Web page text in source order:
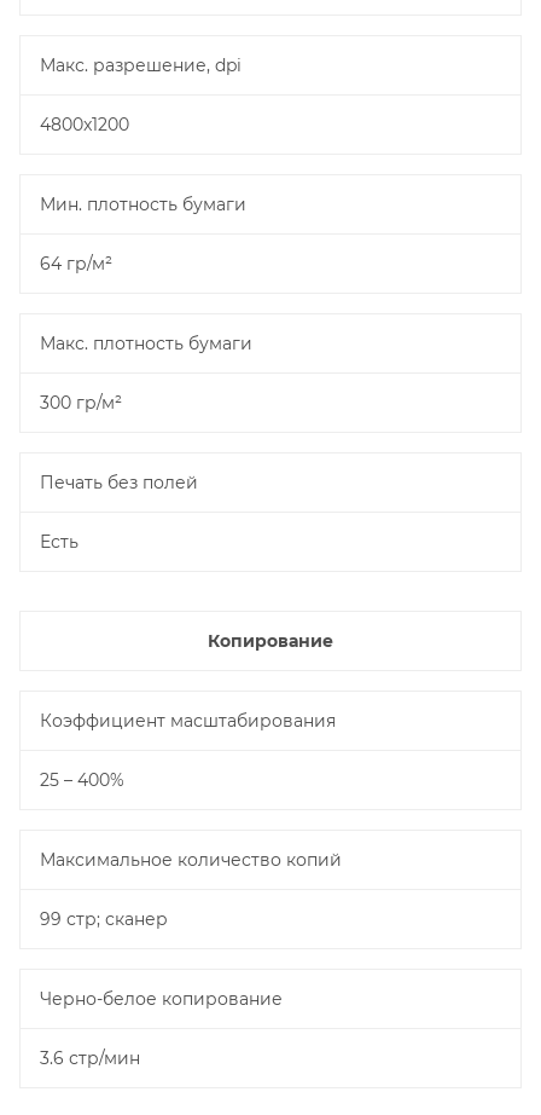
Макс. разрешение, dpi
4800x1200
Мин. плотность бумаги
64 гр/м²
Макс. плотность бумаги
300 гр/м²
Печать без полей
Есть
Копирование
Коэффициент масштабирования
25 – 400%
Максимальное количество копий
99 стр; сканер
Черно-белое копирование
3.6 стр/мин